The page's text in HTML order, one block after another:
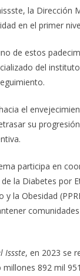
la
en el primer
de estos
del
el
su
participa en
la Diabetes por
y la Obesidad
Issste, en 2023 se
892 mil